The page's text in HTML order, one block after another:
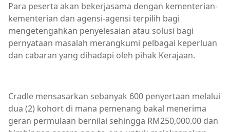
Para peserta akan bekerjasama dengan kementerian-
kementerian dan agensi-agensi terpilih bagi
mengetengahkan penyelesaian atau solusi bagi
pernyataan masalah merangkumi pelbagai keperluan
dan cabaran yang dihadapi oleh pihak Kerajaan.
Cradle mensasarkan sebanyak 600 penyertaan melalui
dua (2) kohort di mana pemenang bakal menerima
geran permulaan bernilai sehingga RM250,000.00 dan